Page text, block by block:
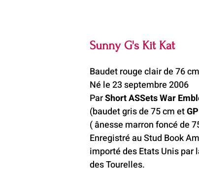
Sunny G's Kit Kat
Baudet rouge clair de 76 cm
Né le 23 septembre 2006
ParShort ASSets War
(baudet gris de 75 cm et
( ânesse marron foncé de
Enregistré au Stud Book
importé des Etats Unis par
des Tourelles.